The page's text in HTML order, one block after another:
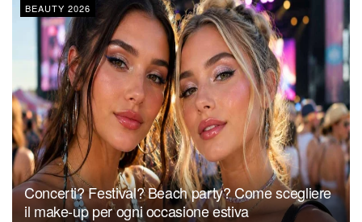
BEAUTY 2026
Concerti? Festival? Beach party? Come scegliere
il make-up per ogni occasione estiva